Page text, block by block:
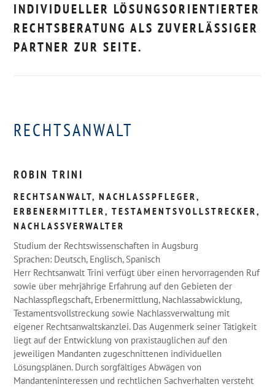
INDIVIDUELLER LÖSUNGSORIENTIERTER
RECHTSBERATUNG ALS ZUVERLÄSSIGER
PARTNER ZUR SEITE.
RECHTSANWALT
ROBIN TRINI
RECHTSANWALT, NACHLASSPFLEGER,
ERBENERMITTLER, TESTAMENTSVOLLSTRECKER,
NACHLASSVERWALTER
Studium der Rechtswissenschaften in Augsburg
Sprachen: Deutsch, Englisch, Spanisch
Herr Rechtsanwalt Trini verfügt über einen hervorragenden Ruf
sowie über mehrjährige Erfahrung auf den Gebieten der
Nachlasspflegschaft, Erbenermittlung, Nachlassabwicklung,
Testamentsvollstreckung sowie Nachlassverwaltung mit
eigener Rechtsanwaltskanzlei. Das Augenmerk seiner Tätigkeit
liegt auf der Entwicklung von praxistauglichen auf den
jeweiligen Mandanten zugeschnittenen individuellen
Lösungsplänen. Durch sorgfältiges Abwägen von
Mandanteninteressen und rechtlichen Sachverhalten versteht